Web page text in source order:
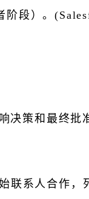
阶段）。
决策和最终批
联系人合作，